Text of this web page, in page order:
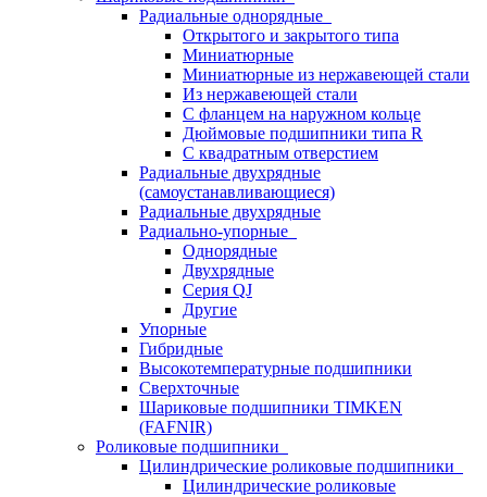
Радиальные однорядные
Открытого и закрытого типа
Миниатюрные
Миниатюрные из нержавеющей стали
Из нержавеющей стали
С фланцем на наружном кольце
Дюймовые подшипники типа R
С квадратным отверстием
Радиальные двухрядные
(самоустанавливающиеся)
Радиальные двухрядные
Радиально-упорные
Однорядные
Двухрядные
Серия QJ
Другие
Упорные
Гибридные
Высокотемпературные подшипники
Сверхточные
Шариковые подшипники TIMKEN
(FAFNIR)
Роликовые подшипники
Цилиндрические роликовые подшипники
Цилиндрические роликовые